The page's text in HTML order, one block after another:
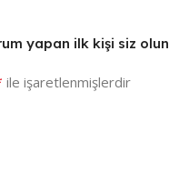
yapan ilk kişi siz olun
ile işaretlenmişlerdir